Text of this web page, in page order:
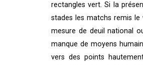
rectangles vert. Si la
stades les matchs remis le
mesure de deuil national
manque de moyens
vers des points